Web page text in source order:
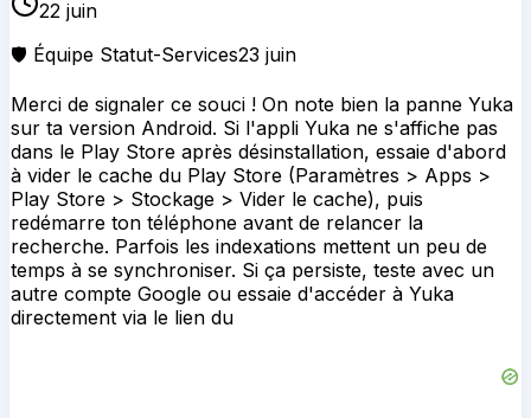
22 juin
🛡️ Équipe Statut-Services23 juin
Merci de signaler ce souci ! On note bien la panne Yuka
sur ta version Android. Si l'appli Yuka ne s'affiche pas
dans le Play Store après désinstallation, essaie d'abord
à vider le cache du Play Store (Paramètres > Apps >
Play Store > Stockage > Vider le cache), puis
redémarre ton téléphone avant de relancer la
recherche. Parfois les indexations mettent un peu de
temps à se synchroniser. Si ça persiste, teste avec un
autre compte Google ou essaie d'accéder à Yuka
directement via le lien du